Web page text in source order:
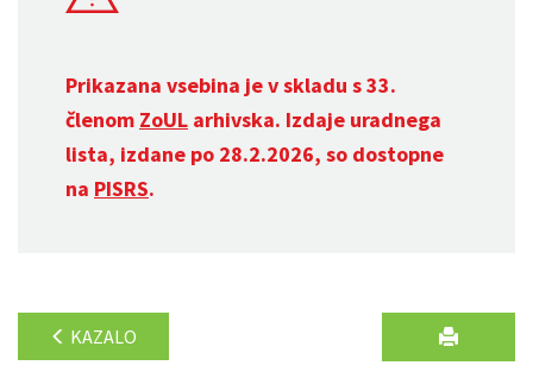
Prikazana vsebina je v skladu s 33.
členom ZoUL arhivska. Izdaje uradnega
lista, izdane po 28.2.2026, so dostopne
na PISRS.
KAZALO